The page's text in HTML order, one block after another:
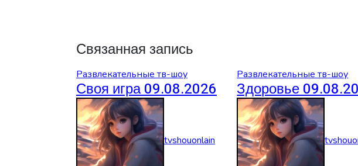
Связанная запись
Развлекательные тв-шоу
Своя игра 09.08.2026
tvshouonlain
Развлекательные тв-шоу
Здоровье